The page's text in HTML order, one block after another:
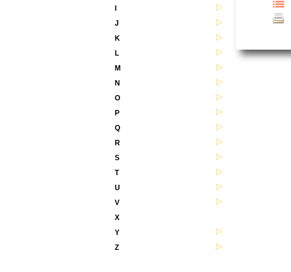
J
K
L
M
N
O
P
Q
R
S
T
U
V
X
Y
Z